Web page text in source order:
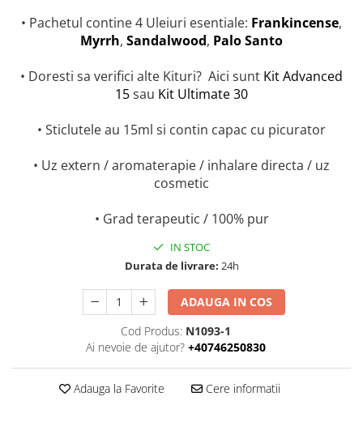
• Pachetul contine 4 Uleiuri esentiale: Frankincense,
Myrrh, Sandalwood, Palo Santo
• Doresti sa verifici alte Kituri? Aici sunt Kit Advanced
15sau Kit Ultimate 30
• Sticlutele au 15ml si contin capac cu picurator
• Uz extern / aromaterapie / inhalare directa / uz
cosmetic
• Grad terapeutic / 100% pur
IN STOC
Durata de livrare: 24h
ADAUGA IN COS
Cod Produs: N1093-1
Ai nevoie de ajutor? +40746250830
Adauga la Favorite Cere informatii